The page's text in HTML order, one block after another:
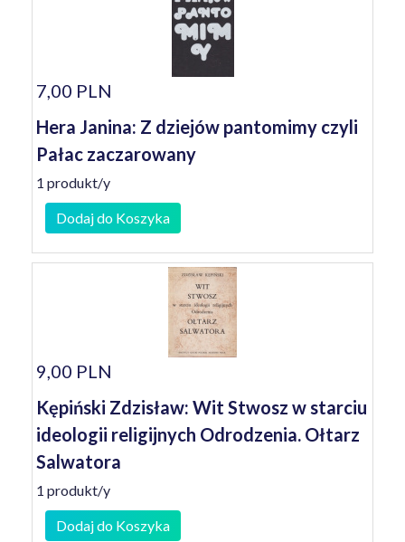
7,00 PLN
Hera Janina: Z dziejów pantomimy czyli
Pałac zaczarowany
1 produkt/y
Dodaj do Koszyka
9,00 PLN
Kępiński Zdzisław: Wit Stwosz w starciu
ideologii religijnych Odrodzenia. Ołtarz
Salwatora
1 produkt/y
Dodaj do Koszyka